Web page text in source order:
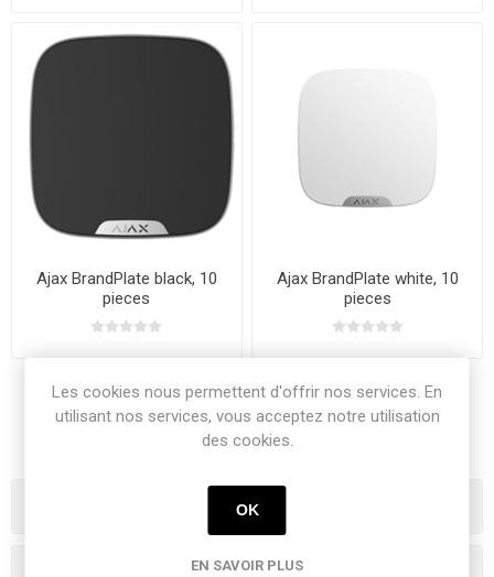
Ajax BrandPlate black, 10
pieces
Ajax BrandPlate white, 10
pieces
Les cookies nous permettent d'offrir nos services. En
utilisant nos services, vous acceptez notre utilisation
des cookies.
OK
EN SAVOIR PLUS